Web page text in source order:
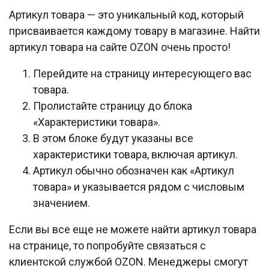
Артикул товара — это уникальный код, который
присваивается каждому товару в магазине. Найти
артикул товара на сайте OZON очень просто!
Перейдите на страницу интересующего вас
товара.
Пролистайте страницу до блока
«Характеристики товара».
В этом блоке будут указаны все
характеристики товара, включая артикул.
Артикул обычно обозначен как «Артикул
товара» и указывается рядом с числовым
значением.
Если вы все еще не можете найти артикул товара
на странице, то попробуйте связаться с
клиентской службой OZON. Менеджеры смогут